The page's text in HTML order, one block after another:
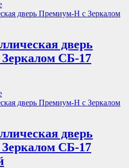
дверь
СБ-17
дверь
СБ-17